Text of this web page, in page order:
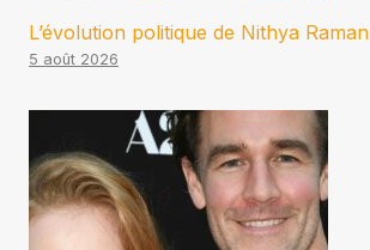
L’évolution politique de Nithya Raman
5 août 2026